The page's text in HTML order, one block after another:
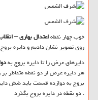
خوب چهار نقطهاعتدال بهاری –
روی تصویر نشان دادیم و دایره
دایرهای عرض را تا دایره بروج به
هر دایره عرض از دو نقطه متقاطر
بروج به دوازده قسمت باید شش
دو نقطه در دایره بروج بگذرد .